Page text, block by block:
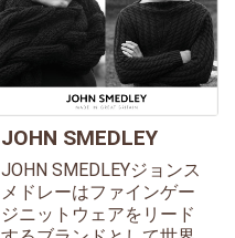
JOHN SMEDLEY
JOHN SMEDLEYジョンス
メドレーはファインゲー
ジニットウェアをリード